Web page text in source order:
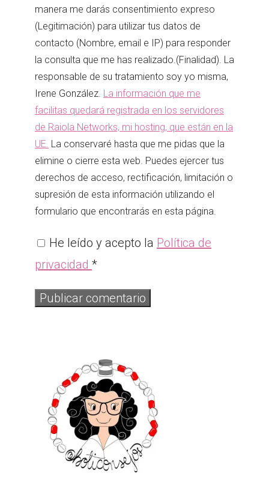
manera me darás consentimiento expreso
(Legitimación) para utilizar tus datos de
contacto (Nombre, email e IP) para responder
la consulta que me has realizado.(Finalidad). La
responsable de su tratamiento soy yo misma,
Irene González. La información que me
facilitas quedará registrada en los servidores
de Raiola Networks, mi hosting, que están en la
UE. La conservaré hasta que me pidas que la
elimine o cierre esta web. Puedes ejercer tus
derechos de acceso, rectificación, limitación o
supresión de esta información utilizando el
formulario que encontrarás en esta página.
He leído y acepto la Política de
privacidad *